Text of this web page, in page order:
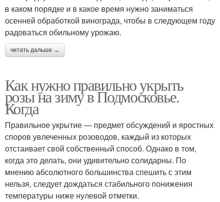
в каком порядке и в какое время нужно заниматься
осенней обработкой винограда, чтобы в следующем году
радоваться обильному урожаю.
читать дальше →
Как нужно правильно укрыть
розы на зиму в Подмосковье.
Когда
Правильное укрытие — предмет обсуждений и яростных
споров увлеченных розоводов, каждый из которых
отстаивает свой собственный способ. Однако в том,
когда это делать, они удивительно солидарны. По
мнению абсолютного большинства спешить с этим
нельзя, следует дождаться стабильного понижения
температуры ниже нулевой отметки.